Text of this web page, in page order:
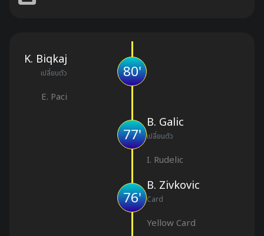
80'
K. Biqkaj
เปลี่ยนตัว
E. Paci
77'
B. Galic
เปลี่ยนตัว
I. Rudelic
76'
B. Zivkovic
Card
Yellow Card